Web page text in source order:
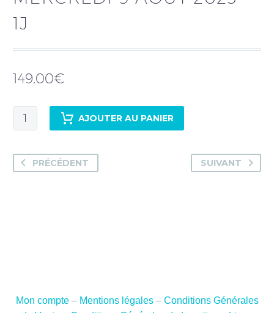
1J
149,00€
quantité
de
Durnerin
-
Aout
AJOUTER AU PANIER
PRÉCÉDENT SUIVANT
Mon compte– Mentions légales– Conditions Générales